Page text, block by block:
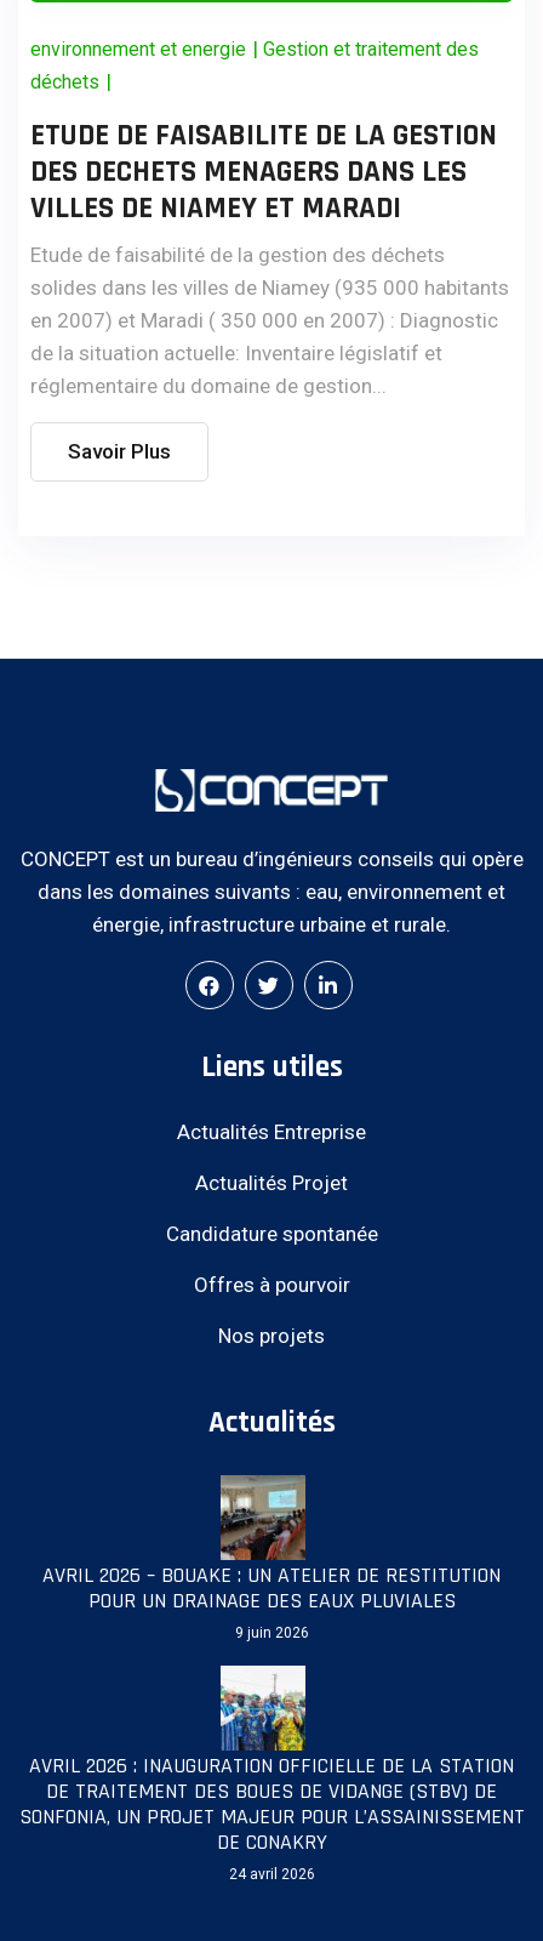
environnement et energie | Gestion et traitement des
déchets |
ETUDE DE FAISABILITE DE LA GESTION
DES DECHETS MENAGERS DANS LES
VILLES DE NIAMEY ET MARADI
Etude de faisabilité de la gestion des déchets
solides dans les villes de Niamey (935 000 habitants
en 2007) et Maradi ( 350 000 en 2007) : Diagnostic
de la situation actuelle: Inventaire législatif et
réglementaire du domaine de gestion...
Savoir Plus
CONCEPT est un bureau d’ingénieurs conseils qui opère
dans les domaines suivants : eau, environnement et
énergie, infrastructure urbaine et rurale.
Liens utiles
Actualités Entreprise
Actualités Projet
Candidature spontanée
Offres à pourvoir
Nos projets
Actualités
AVRIL 2026 – BOUAKE : UN ATELIER DE RESTITUTION
POUR UN DRAINAGE DES EAUX PLUVIALES
9 juin 2026
AVRIL 2026 : INAUGURATION OFFICIELLE DE LA STATION
DE TRAITEMENT DES BOUES DE VIDANGE (STBV) DE
SONFONIA, UN PROJET MAJEUR POUR L’ASSAINISSEMENT
DE CONAKRY
24 avril 2026